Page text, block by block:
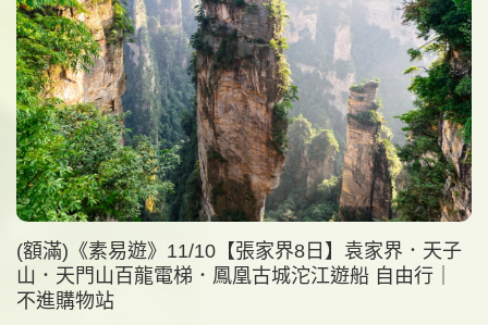
(額滿)《素易遊》11/10【張家界8日】袁家界．天子
山．天門山百龍電梯．鳳凰古城沱江遊船 自由行｜
不進購物站